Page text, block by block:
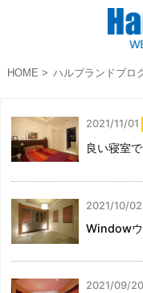
HOME ハルブランドブロ
2021/11/01
良い寝室
2021/10/02
Window
2021/09/20